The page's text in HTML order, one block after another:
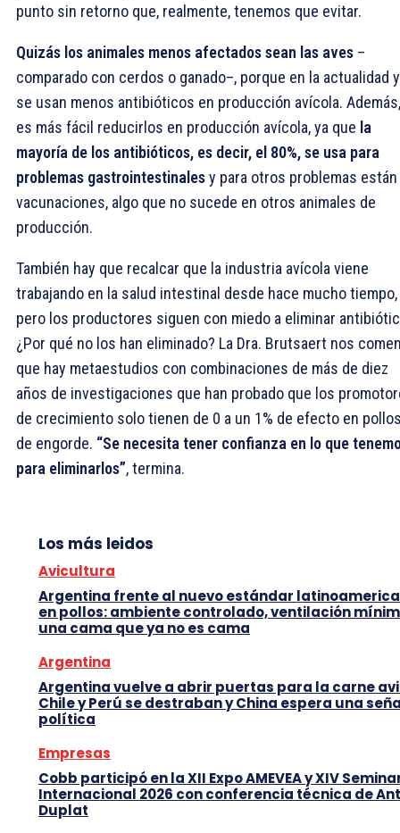
punto sin retorno que, realmente, tenemos que evitar.
Quizás los animales menos afectados sean las aves –
comparado con cerdos o ganado–, porque en la actualidad
se usan menos antibióticos en producción avícola. Además,
es más fácil reducirlos en producción avícola, ya que la
mayoría de los antibióticos, es decir, el 80%, se usa para
problemas gastrointestinalesy para otros problemas
vacunaciones, algo que no sucede en otros animales de
producción.
También hay que recalcar que la industria avícola viene
trabajando en la salud intestinal desde hace mucho tiempo,
pero los productores siguen con miedo a eliminar
¿Por qué no los han eliminado? La Dra. Brutsaert nos
que hay metaestudios con combinaciones de más de diez
años de investigaciones que han probado que los
de crecimiento solo tienen de 0 a un 1% de efecto en
de engorde. “Se necesita tener confianza en lo que
para eliminarlos”, termina.
Los más leidos
Avicultura
Argentina frente al nuevo estándar
en pollos: ambiente controlado, ventilación
una cama que ya no es cama
Argentina
Argentina vuelve a abrir puertas para la carne
Chile y Perú se destraban y China espera una
política
Empresas
Cobb participó en la XII Expo AMEVEA y XIV
Internacional 2026 con conferencia técnica de
Duplat